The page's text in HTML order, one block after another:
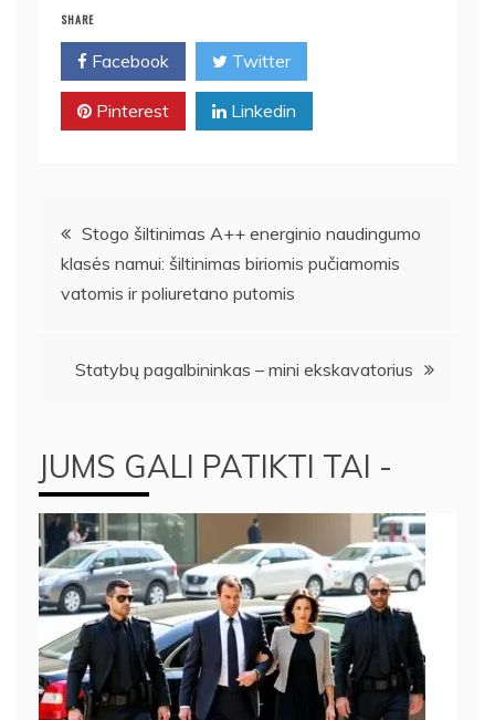
SHARE
Facebook Twitter
Pinterest Linkedin
Navigacija
tarp
Stogo šiltinimas A++ energinio naudingumo
klasės namui: šiltinimas biriomis pučiamomis
vatomis ir poliuretano putomis
Statybų pagalbininkas – mini ekskavatorius
JUMS GALI PATIKTI TAI -